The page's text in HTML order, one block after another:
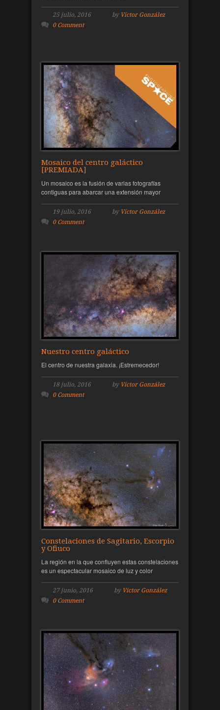
25 julio, 2016 by Víctor González
0 Comment
Mosaico del centro galáctico
[PREMIADA]
Un mosaico es la fusión de varias fotografías
contiguas para abarcar una extensión mayor
19 julio, 2016 by Víctor González
0 Comment
Nuestro centro galáctico
El centro de nuestra galaxia. ¡Estremecedor!
18 julio, 2016 by Víctor González
0 Comment
Constelaciones de Sagitario, Escorpio
y Ofiuco
La región en la que confluyen estas constelaciones
es un espectacular mosaico de luz y color
27 junio, 2016 by Víctor González
0 Comment